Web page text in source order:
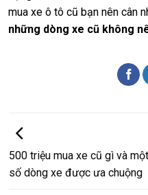
mua xe ô tô cũ bạn nên cân
những dòng xe cũ không
500 triệu mua xe cũ gì và một
số dòng xe được ưa chuộng